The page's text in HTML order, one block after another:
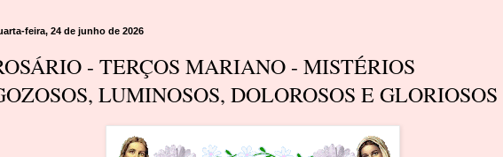
feira, 24 de junho de 2026
- TERÇOS MARIANO - MISTÉRIOS
LUMINOSOS, DOLOROSOS E GLORIOSOS